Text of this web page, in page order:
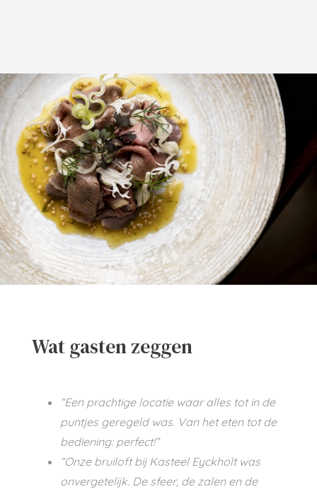
Wat gasten zeggen
“Een prachtige locatie waar alles tot in de
puntjes geregeld was. Van het eten tot de
bediening: perfect!”
“Onze bruiloft bij Kasteel Eyckholt was
onvergetelijk. De sfeer, de zalen en de